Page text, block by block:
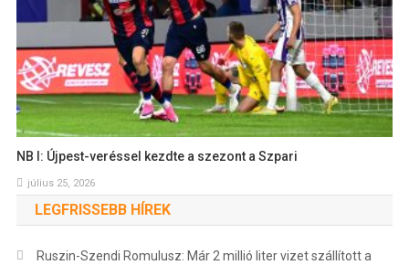
NB I: Újpest-veréssel kezdte a szezont a Szpari
július 25, 2026
LEGFRISSEBB HÍREK
Ruszin-Szendi Romulusz: Már 2 millió liter vizet szállított a